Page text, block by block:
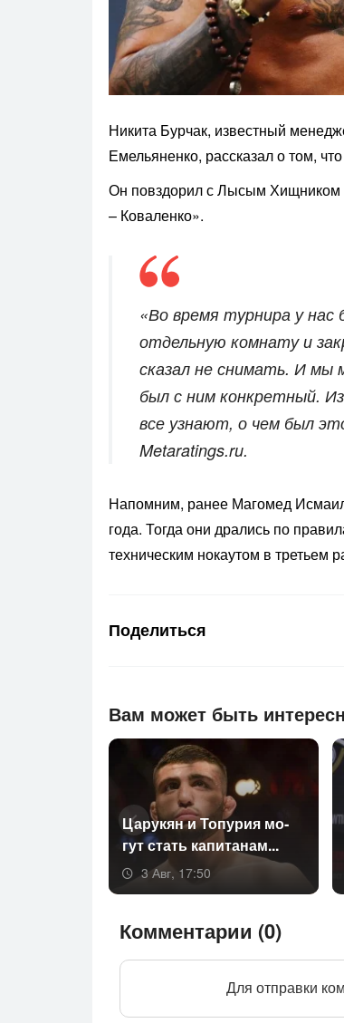
Никита Бурчак, известный
Емельяненко, рассказал о том,
Он повздорил с Лысым Хищником
– Коваленко».
«Во время турнира у
отдельную комнату и
сказал не снимать. И мы
был с ним конкретный.
все узнают, о чем был
Metaratings.ru.
Напомним, ранее Магомед
года. Тогда они дрались по
техническим нокаутом в третьем
Поделиться
Вам может быть
Ца­рукян и То­пурия мо­
гут стать ка­пита­нам...
3 Авг, 17:50
Комментарии (0)
Для отправки